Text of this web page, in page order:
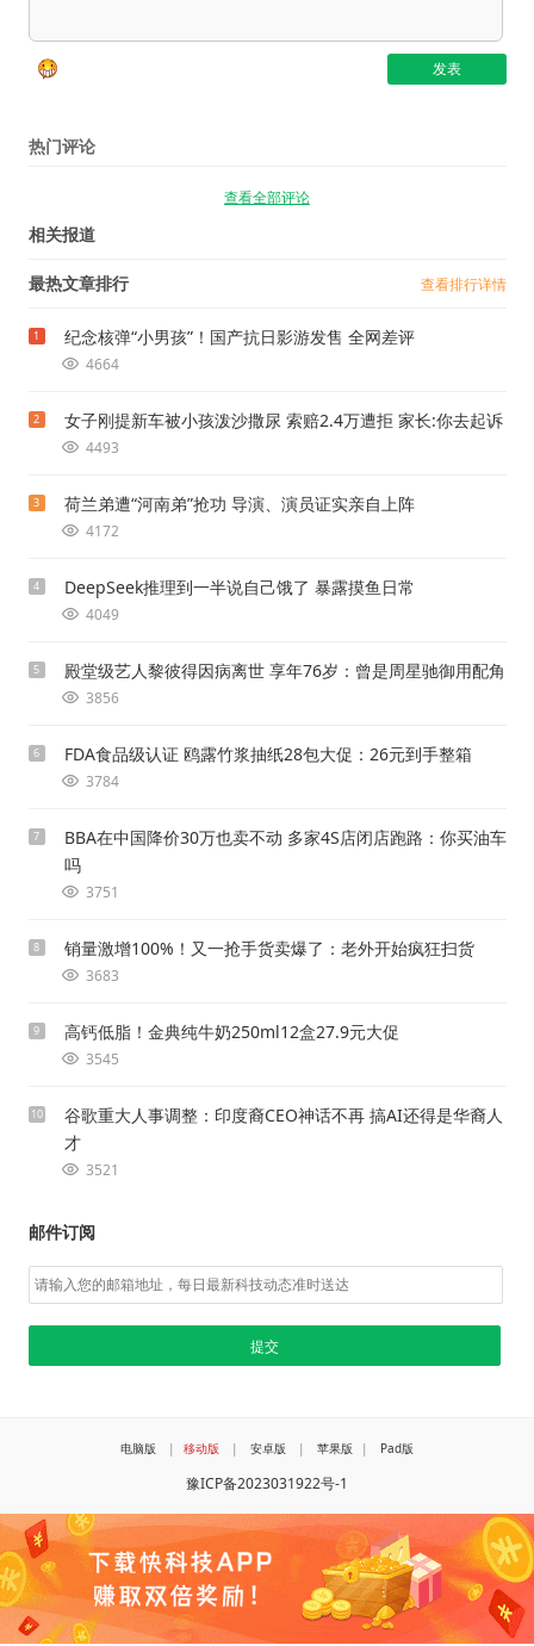
热门评论
查看全部评论
相关报道
最热文章排行 查看排行详情
1 纪念核弹“小男孩”！国产抗日影游发售 全网差评
4664
2 女子刚提新车被小孩泼沙撒尿 索赔2.4万遭拒 家长:你去起诉
4493
3 荷兰弟遭“河南弟”抢功 导演、演员证实亲自上阵
4172
4 DeepSeek推理到一半说自己饿了 暴露摸鱼日常
4049
5 殿堂级艺人黎彼得因病离世 享年76岁：曾是周星驰御用配角
3856
6 FDA食品级认证 鸥露竹浆抽纸28包大促：26元到手整箱
3784
7
BBA在中国降价30万也卖不动 多家4S店闭店跑路：你买油车
吗
3751
8 销量激增100%！又一抢手货卖爆了：老外开始疯狂扫货
3683
9 高钙低脂！金典纯牛奶250ml12盒27.9元大促
3545
10
谷歌重大人事调整：印度裔CEO神话不再 搞AI还得是华裔人
才
3521
邮件订阅
电脑版 | 移动版 | 安卓版 | 苹果版 | Pad版
豫ICP备2023031922号-1